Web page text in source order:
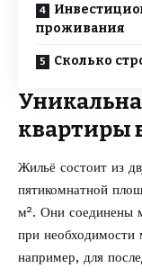
проживания
Сколько
квартиры
Жильё состоит из
пятикомнатной
м². Они соединены
при
например, для